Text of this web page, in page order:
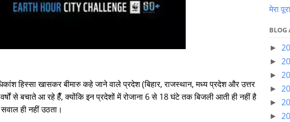
हिस्सा खासकर बीमारु कहे जाने वाले प्रदेश (बिहार, राजस्थान, मध्य प्रदेश और उत्तर
से बचाते आ रहे हैँ, क्योंकि इन प्रदेशों में रोजाना 6 से 18 घंटे तक बिजली आती ही नहीं है
ही नहीं उठता।
मेरा
BLOG
►
►
►
►
►
►